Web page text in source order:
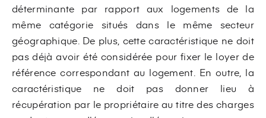
déterminante par rapport aux logements de la
même catégorie situés dans le même secteur
géographique. De plus, cette caractéristique ne doit
pas déjà avoir été considérée pour fixer le loyer de
référence correspondant au logement. En outre, la
caractéristique ne doit pas donner lieu à
récupération par le propriétaire au titre des charges